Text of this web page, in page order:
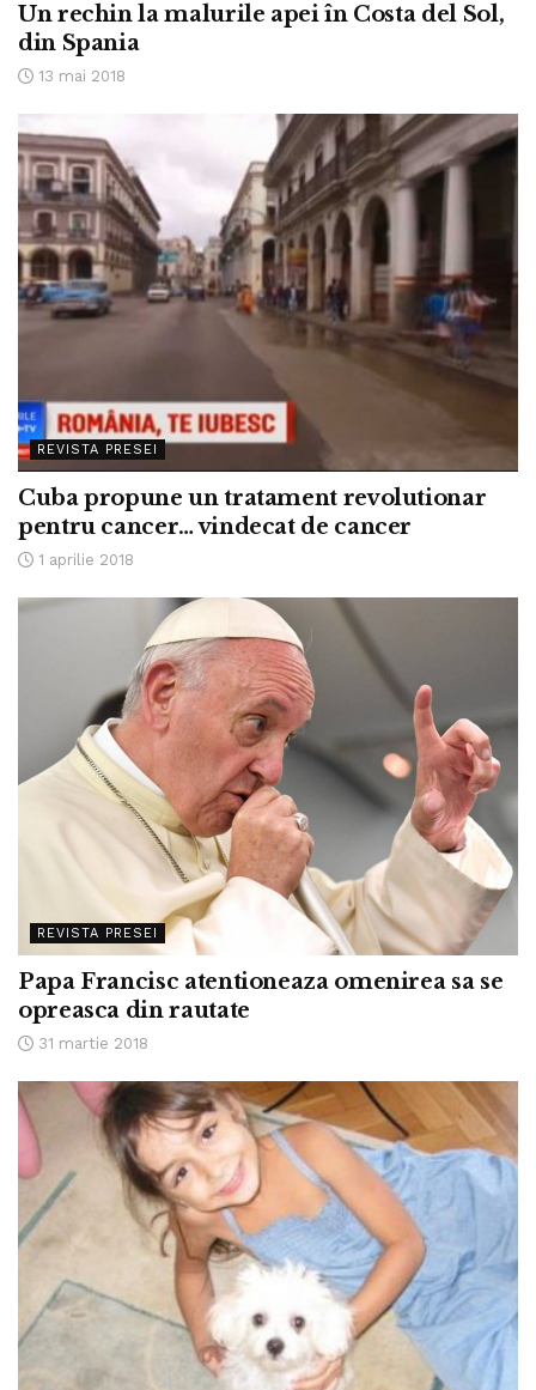
Un rechin la malurile apei în Costa del Sol,
din Spania
13 mai 2018
REVISTA PRESEI
Cuba propune un tratament revolutionar
pentru cancer… vindecat de cancer
1 aprilie 2018
REVISTA PRESEI
Papa Francisc atentioneaza omenirea sa se
opreasca din rautate
31 martie 2018